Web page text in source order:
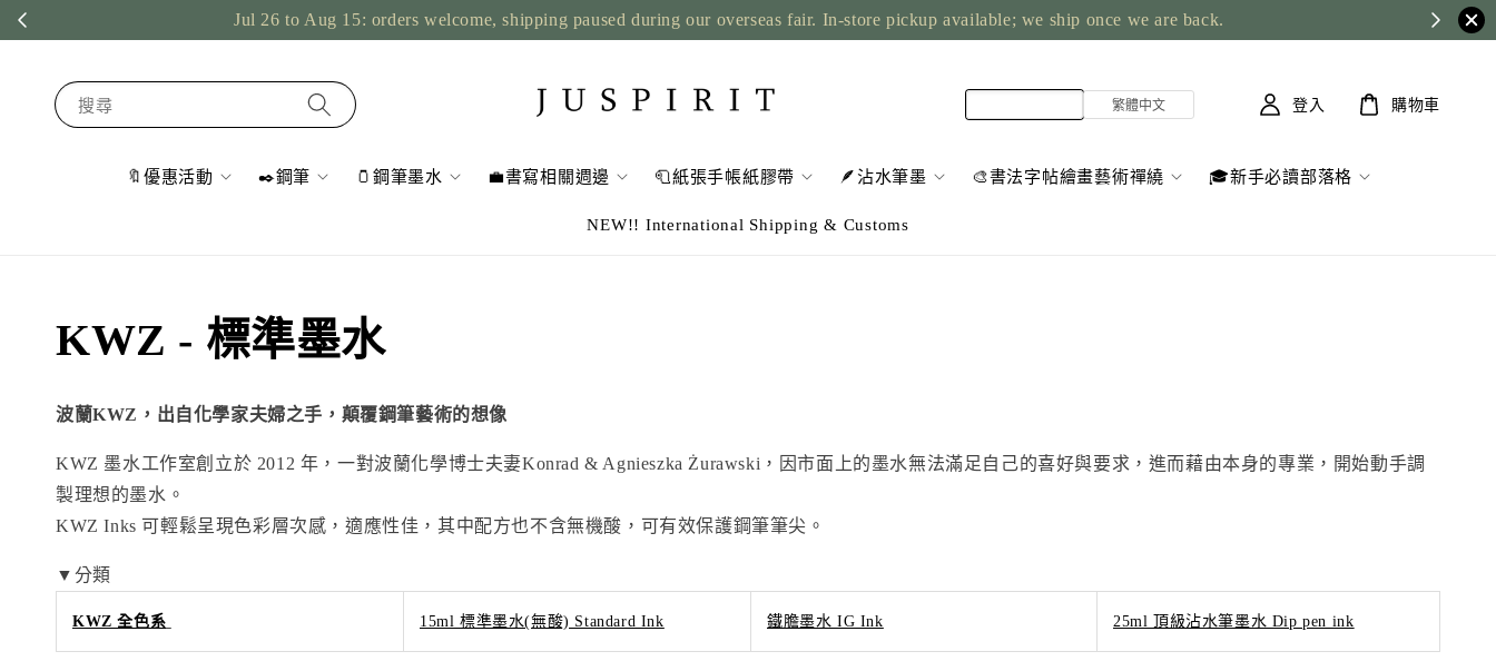
Jul 26 to Aug 15: orders welcome, shipping paused during our overseas fair. In-store pickup available; we ship once we are back.
搜尋
🔖優惠活動 ✒️鋼筆 🫙鋼筆墨水 💼書寫相關週邊 🧻紙張手帳紙膠帶 🪶沾水筆墨 🎨書法字帖繪畫藝術禪繞 🎓新手必讀部落格
NEW!! International Shipping & Customs
登入 購物車
KWZ - 標準墨水
波蘭KWZ，出 自化學家夫婦之手，顛覆鋼筆藝術的想像
KWZ 墨水工作室創立於 2012 年，一對波蘭化學博士夫妻Konrad & Agnieszka Żurawski，因市面上的墨水無法滿足自己的喜好與要求，進而藉由本身的專業，開始動手調
製理想的墨水。
KWZ Inks 可輕鬆呈現色彩層次感，適應性佳，其中配方也不含無機酸，可有效保護鋼筆筆尖。
KWZ 全色系 15ml 標準墨水(無酸) Standard Ink 鐵膽墨水 IG Ink 25ml 頂級沾水筆墨水 Dip pen ink
▼分類